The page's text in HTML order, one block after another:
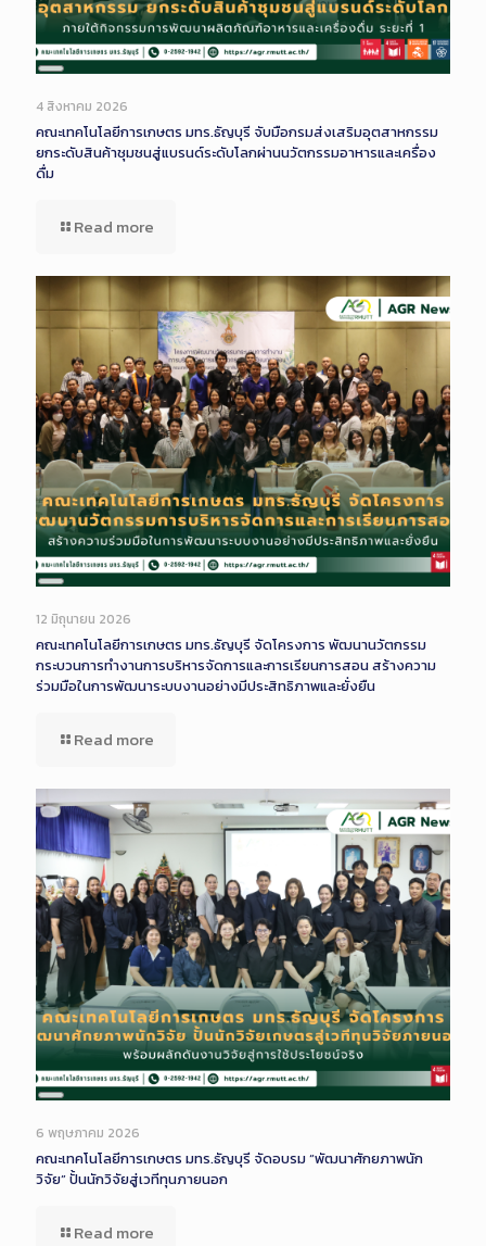
Long
Description
4 สิงหาคม 2026
คณะเทคโนโลยีการเกษตร มทร.ธัญบุรี จับมือกรมส่งเสริมอุตสาหกรรม
ยกระดับสินค้าชุมชนสู่แบรนด์ระดับโลกผ่านนวัตกรรมอาหารและเครื่อง
ดื่ม
Read more
Long
Description
12 มิถุนายน 2026
คณะเทคโนโลยีการเกษตร มทร.ธัญบุรี จัดโครงการ พัฒนานวัตกรรม
กระบวนการทำงานการบริหารจัดการและการเรียนการสอน สร้างความ
ร่วมมือในการพัฒนาระบบงานอย่างมีประสิทธิภาพและยั่งยืน
Read more
Long
Description
6 พฤษภาคม 2026
คณะเทคโนโลยีการเกษตร มทร.ธัญบุรี จัดอบรม “พัฒนาศักยภาพนัก
วิจัย” ปั้นนักวิจัยสู่เวทีทุนภายนอก
Read more